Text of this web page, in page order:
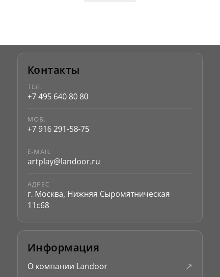
Контакты
ТЕЛ.
+7 495 640 80 80
МОБ.
+7 916 291-58-75
E-MAIL
artplay@landoor.ru
АДРЕС
г. Москва, Нижняя Сыромятническая
11с68
Информация
О компании Landoor ↗